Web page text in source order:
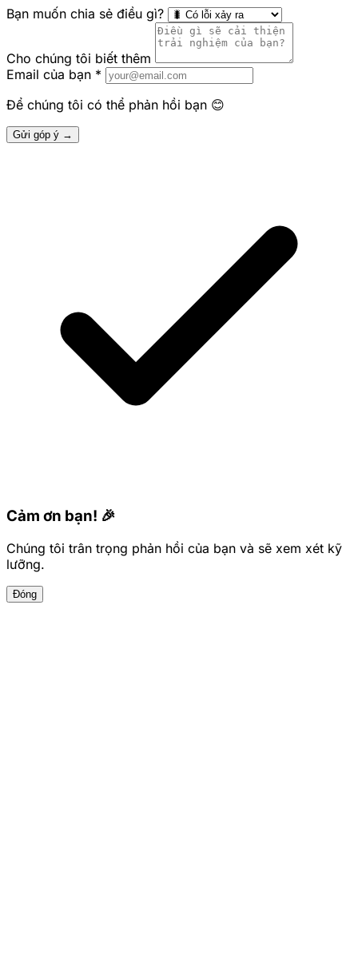
Bạn muốn chia sẻ điều gì?
Cho chúng tôi biết thêm
Email của bạn *
Để chúng tôi có thể phản hồi bạn 😊
Gửi góp ý →
Cảm ơn bạn! 🎉
Chúng tôi trân trọng phản hồi của bạn và sẽ xem xét kỹ
lưỡng.
Đóng